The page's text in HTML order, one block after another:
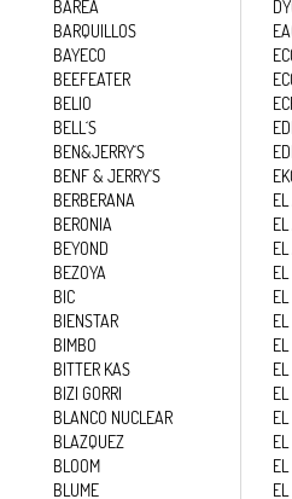
BAREA
BARQUILLOS
BAYECO
BEEFEATER
BELIO
BELL´S
BEN&JERRY´S
BENF & JERRY´S
BERBERANA
BERONIA
BEYOND
BEZOYA
BIC
BIENSTAR
BIMBO
BITTER KAS
BIZI GORRI
BLANCO NUCLEAR
BLAZQUEZ
BLOOM
BLUME